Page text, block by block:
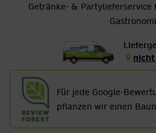
Getränke- & Partylieferservice
Für jede Google-
pflanzen wir einen